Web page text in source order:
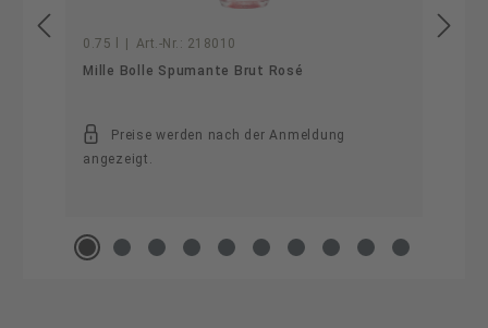
0.75 l Art.-Nr.: 218010
Mille Bolle Spumante Brut Rosé
Preise werden nach der Anmeldung
angezeigt.